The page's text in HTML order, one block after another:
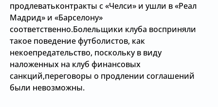
продлеватьконтракты с «Челси» и ушли в «Реал
Мадрид» и «Барселону»
соответственно.Болельщики клуба восприняли
такое поведение футболистов, как
некоепредательство, поскольку в виду
наложенных на клуб финансовых
санкций,переговоры о продлении соглашений
были невозможны.